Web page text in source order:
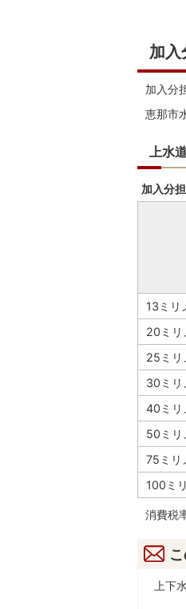
加入
加入分
恵那市
上水
加入分
13ミリ
20ミリ
25ミリ
30ミリ
40ミリ
50ミリ
75ミリ
100ミ
消費税
上下